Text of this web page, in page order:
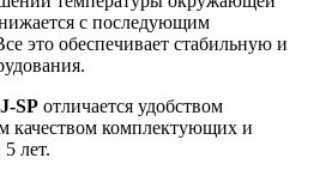
с последующим
это обеспечивает стабильную и
SP отличается удобством
качеством комплектующих и
лет.